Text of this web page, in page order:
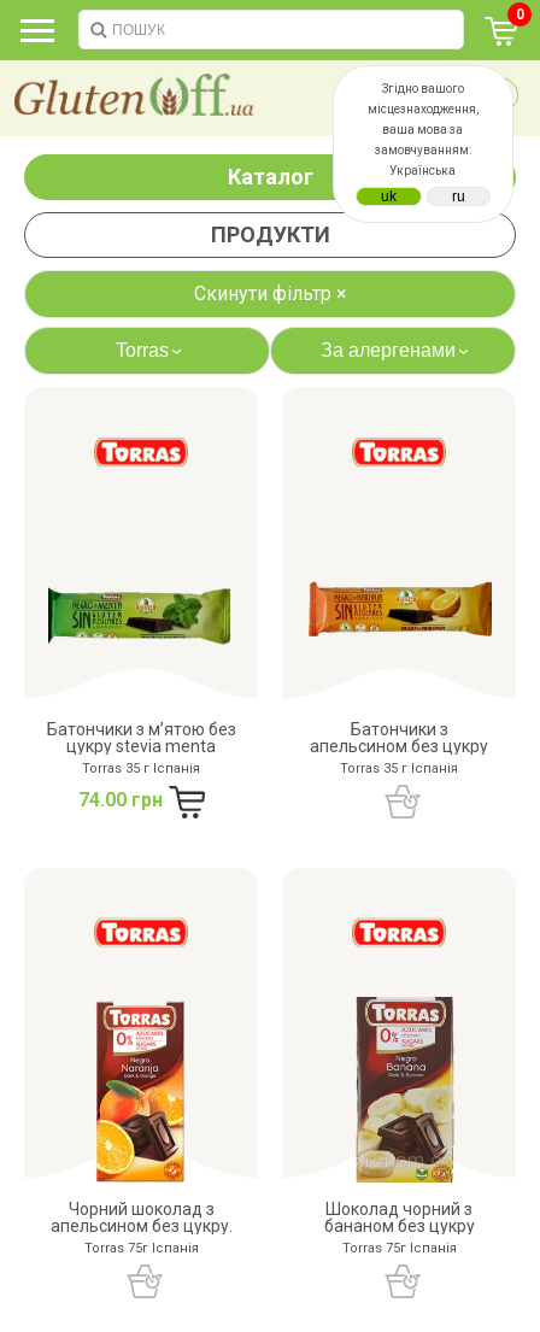
Згідно вашого
місцезнаходження,
ваша мова за
замовчуванням:
Українська
0
Каталог
ПРОДУКТИ
Скинути фільтр ×
Torras› За алергенами›
казеїну сої
Батончики з м’ятою без
цукру stevia menta
Torras 35 г Іспанія
74.00 грн
Батончики з
апельсином без цукру
Torras 35 г Іспанія
Чорний шоколад з
апельсином без цукру.
Torras 75г Іспанія
Шоколад чорний з
бананом без цукру
Torras 75г Іспанія